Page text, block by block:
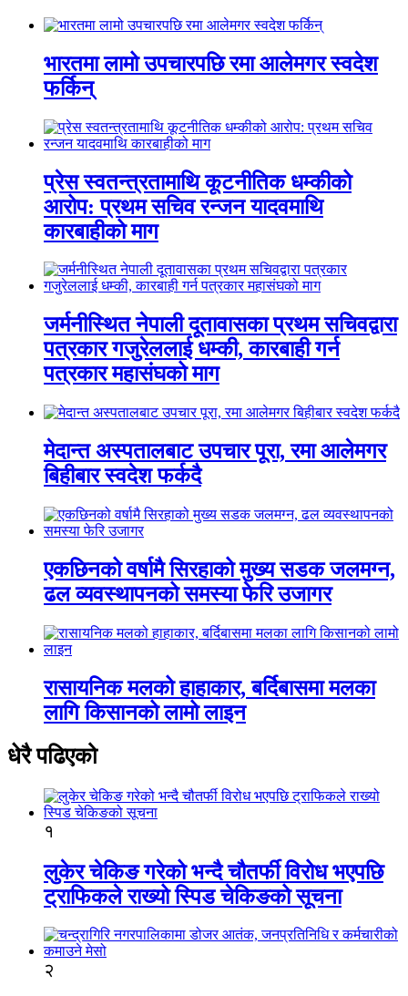
भारतमा लामो उपचारपछि रमा आलेमगर स्वदेश
फर्किन्
प्रेस स्वतन्त्रतामाथि कूटनीतिक धम्कीको
आरोप: प्रथम सचिव रन्जन यादवमाथि
कारबाहीको माग
जर्मनीस्थित नेपाली दूतावासका प्रथम सचिवद्वारा
पत्रकार गजुरेललाई धम्की, कारबाही गर्न
पत्रकार महासंघको माग
मेदान्त अस्पतालबाट उपचार पूरा, रमा आलेमगर
बिहीबार स्वदेश फर्कदै
एकछिनको वर्षामै सिरहाको मुख्य सडक जलमग्न,
ढल व्यवस्थापनको समस्या फेरि उजागर
रासायनिक मलको हाहाकार, बर्दिबासमा मलका
लागि किसानको लामो लाइन
धेरै पढिएको
१
लुकेर चेकिङ गरेको भन्दै चौतर्फी विरोध भएपछि
ट्राफिकले राख्यो स्पिड चेकिङको सूचना
२